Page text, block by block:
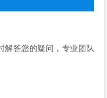
解答您的疑问，专业团队